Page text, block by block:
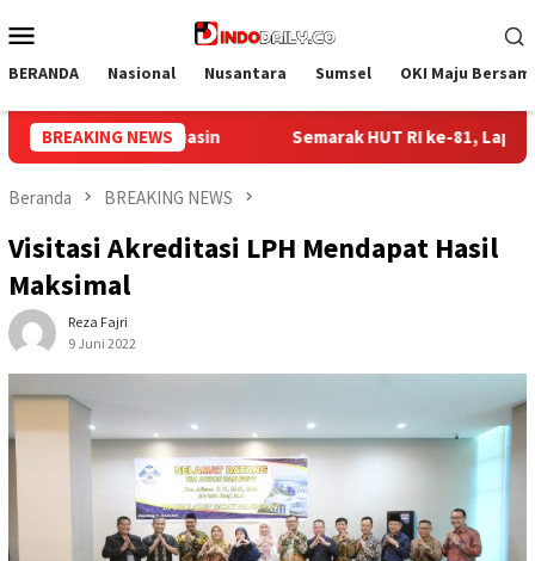
ke
Mobile
BERANDA Nasional Nusantara Sumsel OKI Maju
BREAKING NEWS
ke-81, Lapas Perempuan Palembang Gelar Cek Kesehatan
Beranda BREAKING NEWS
Visitasi Akreditasi LPH Mendapat Hasil
Maksimal
Reza Fajri
9 Juni 2022